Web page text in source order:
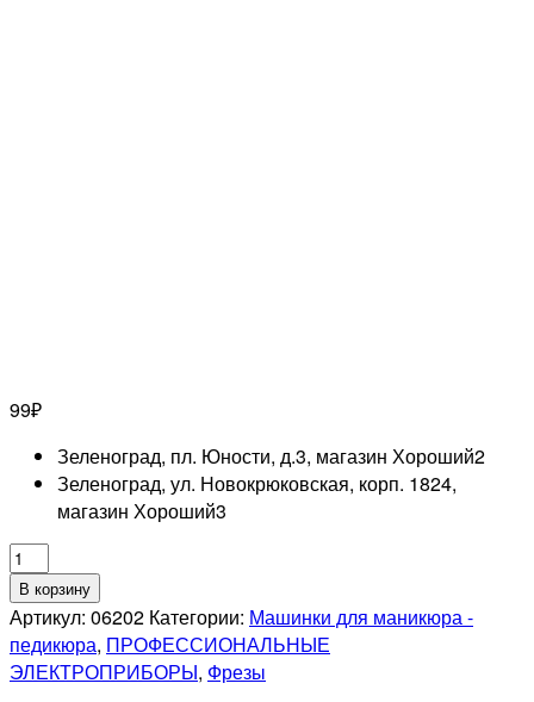
99₽
Зеленоград, пл. Юности, д.3, магазин Хороший2
Зеленоград, ул. Новокрюковская, корп. 1824,
магазин Хороший3
Количество
товара
Фреза
алмазная
806
В корзину
Артикул: 06202 Категории: Машинки для маникюра -
педикюра, ПРОФЕССИОНАЛЬНЫЕ
ЭЛЕКТРОПРИБОРЫ, Фрезы